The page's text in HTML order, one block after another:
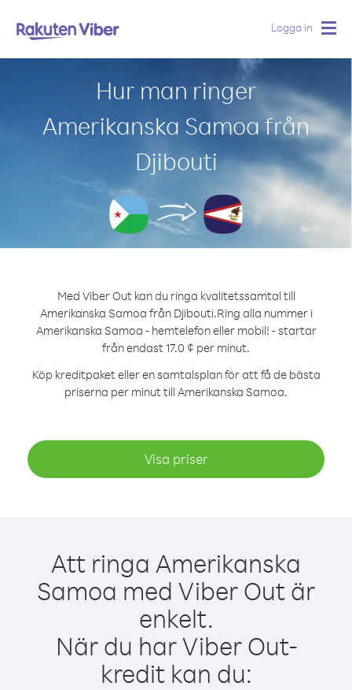
Logga in
Hur man ringer
Amerikanska Samoa från
Djibouti
Med Viber Out kan du ringa kvalitetssamtal till
Amerikanska Samoa från Djibouti.Ring alla nummer i
Amerikanska Samoa - hemtelefon eller mobil! - startar
från endast 17.0 ¢ per minut.
Köp kreditpaket eller en samtalsplan för att få de bästa
priserna per minut till Amerikanska Samoa.
Visa priser
Att ringa Amerikanska
Samoa med Viber Out är
enkelt.
När du har Viber Out-
kredit kan du: